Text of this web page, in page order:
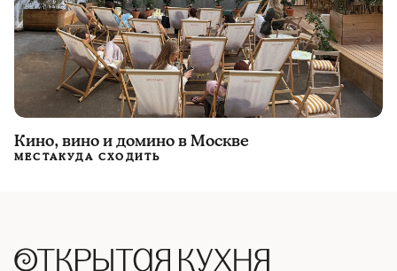
Кино, вино и домино в Москве
МЕСТАКУДА СХОДИТЬ